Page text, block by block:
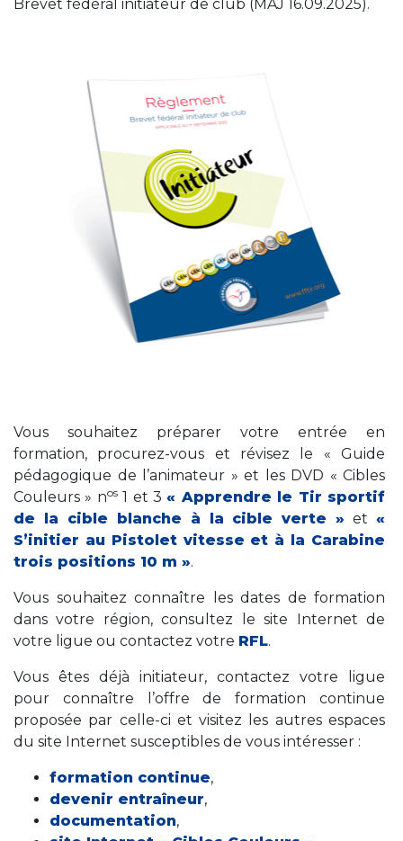
Brevet fédéral initiateur de club (MAJ 16.09.2025).
Vous souhaitez préparer votre entrée en
formation, procurez-vous et révisez le « Guide
pédagogique de l’animateur » et les DVD « Cibles
Couleurs » nos1 et 3« Apprendre le Tir sportif
de la cible blanche à la cible verte » et«
S’initier au Pistolet vitesse et à la Carabine
trois positions 10 m ».
Vous souhaitez connaître les dates de formation
dans votre région, consultez le site Internet de
votre ligue ou contactez votre RFL.
Vous êtes déjà initiateur, contactez votre ligue
pour connaître l’offre de formation continue
proposée par celle-ci et visitez les autres espaces
du site Internet susceptibles de vous intéresser :
formation continue,
devenir entraîneur,
documentation,